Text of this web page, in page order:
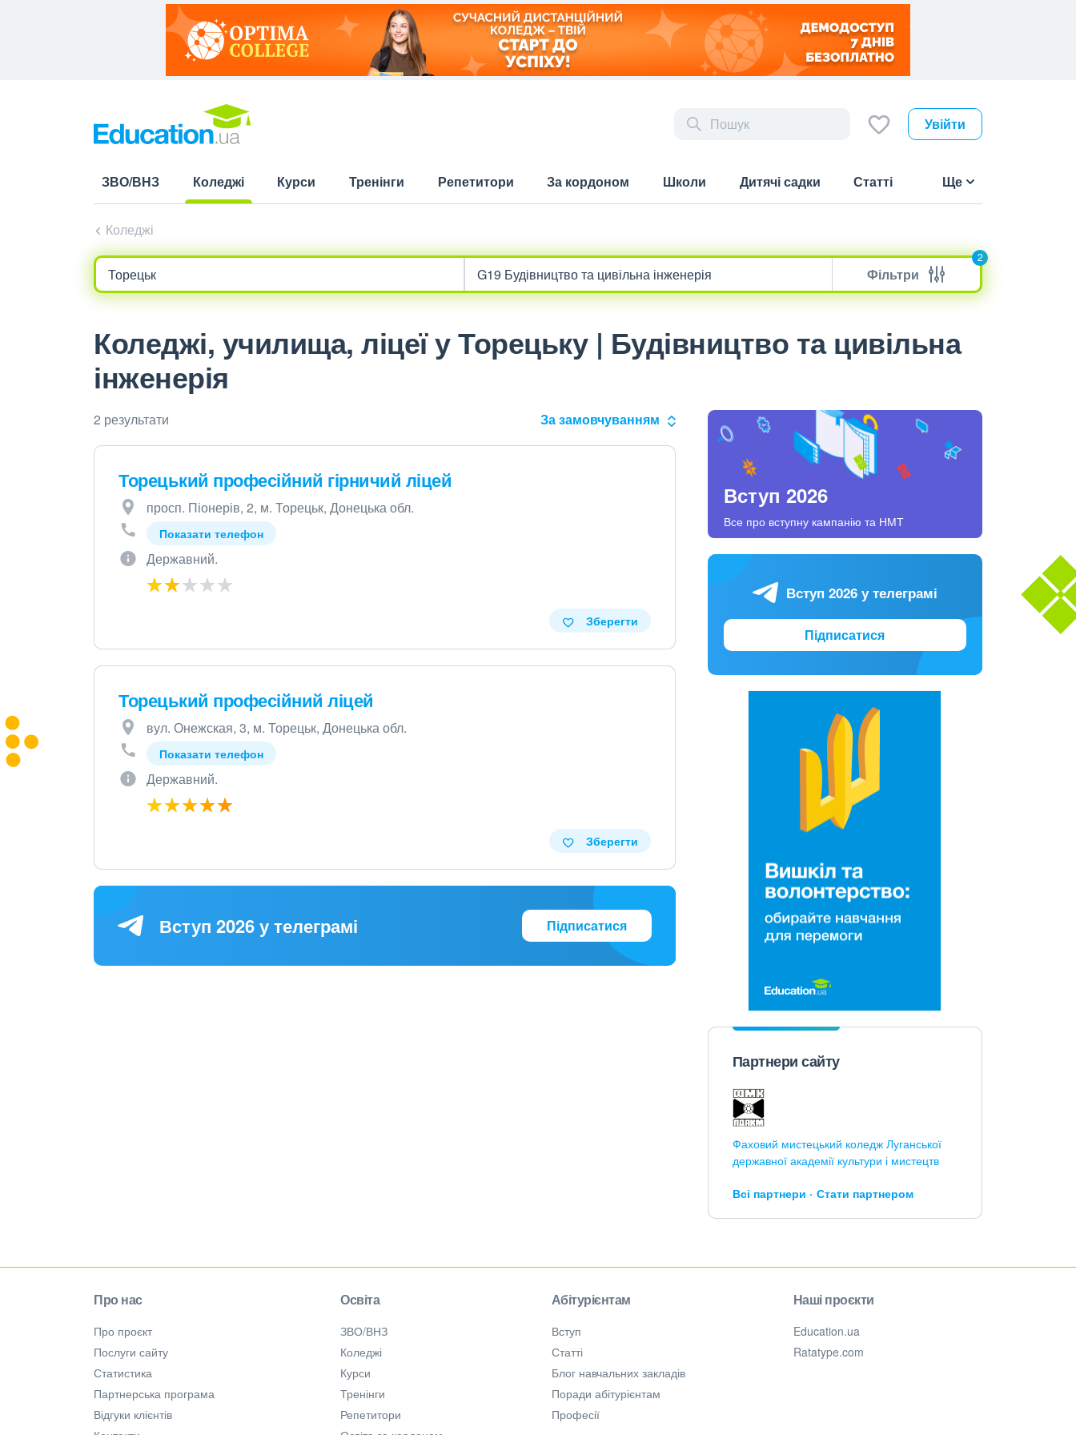
Увійти
ЗВО/ВНЗ
Коледжі
Курси Тренінги Репетитори За кордоном Школи Дитячі садки Статті Ще
Коледжі
Фільтри
2
Коледжі, училища, ліцеї у Торецьку | Будівництво та цивільна
інженерія
2 результати За замовчуванням
Торецький професійний гірничий ліцей
просп. Піонерів, 2, м. Торецьк, Донецька обл.
Показати телефон
Державний.
Зберегти
Торецький професійний ліцей
вул. Онежская, 3, м. Торецьк, Донецька обл.
Показати телефон
Державний.
Зберегти
Вступ 2026 у телеграмі Підписатися
Вступ 2026
Все про вступну кампанію та НМТ
Вступ 2026 у телеграмі
Підписатися
Партнери сайту
Фаховий мистецький коледж Луганської
державної академії культури і мистецтв
Всі партнери Стати партнером
Про нас
Про проєкт
Послуги сайту
Статистика
Партнерська програма
Відгуки клієнтів
Освіта
ЗВО/ВНЗ
Коледжі
Курси
Тренінги
Репетитори
Абітурієнтам
Вступ
Статті
Блог навчальних закладів
Поради абітурієнтам
Професії
Наші проєкти
Education.ua
Ratatype.com